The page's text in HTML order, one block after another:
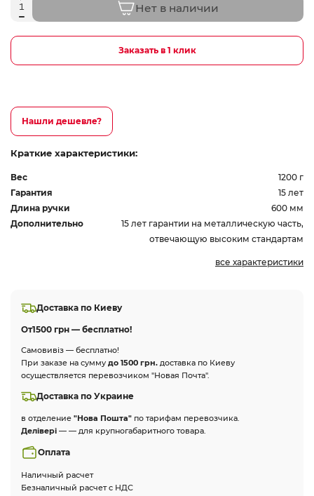
Нет в наличии
Заказать в 1 клик
Нашли дешевле?
Краткие характеристики:
Вес
1200 г
Гарантия
15 лет
Длина ручки
600 мм
Дополнительно
15 лет гарантии на металлическую часть,
отвечающую высоким стандартам
все характеристики
Доставка по Киеву
От1500 грн — бесплатно!
Самовивіз — бесплатно!
При заказе на сумму до 1500 грн. доставка по Киеву
осуществляется перевозчиком "Новая Почта".
Доставка по Украине
в отделение "Нова Пошта" по тарифам перевозчика.
Делівері — — для крупногабаритного товара.
Оплата
Наличный расчет
Безналичный расчет с НДС